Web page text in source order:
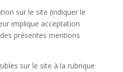
sur le site (indiquer le
implique acceptation
présentes mentions
sur le site à la rubrique